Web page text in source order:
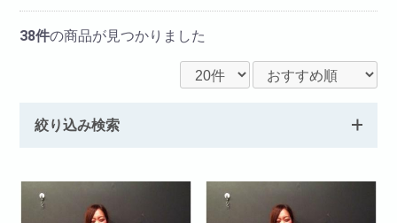
38件の商品が見つかりました
絞り込み検索